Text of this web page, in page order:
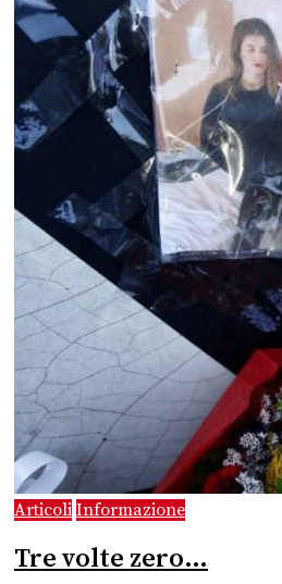
Articoli Informazione
Tre volte zero…